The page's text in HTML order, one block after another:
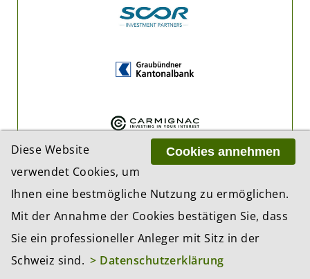
Cookies annehmen
Diese Website
verwendet Cookies, um
Ihnen eine bestmögliche Nutzung zu ermöglichen.
Mit der Annahme der Cookies bestätigen Sie, dass
Sie ein professioneller Anleger mit Sitz in der
Schweiz sind. > Datenschutzerklärung